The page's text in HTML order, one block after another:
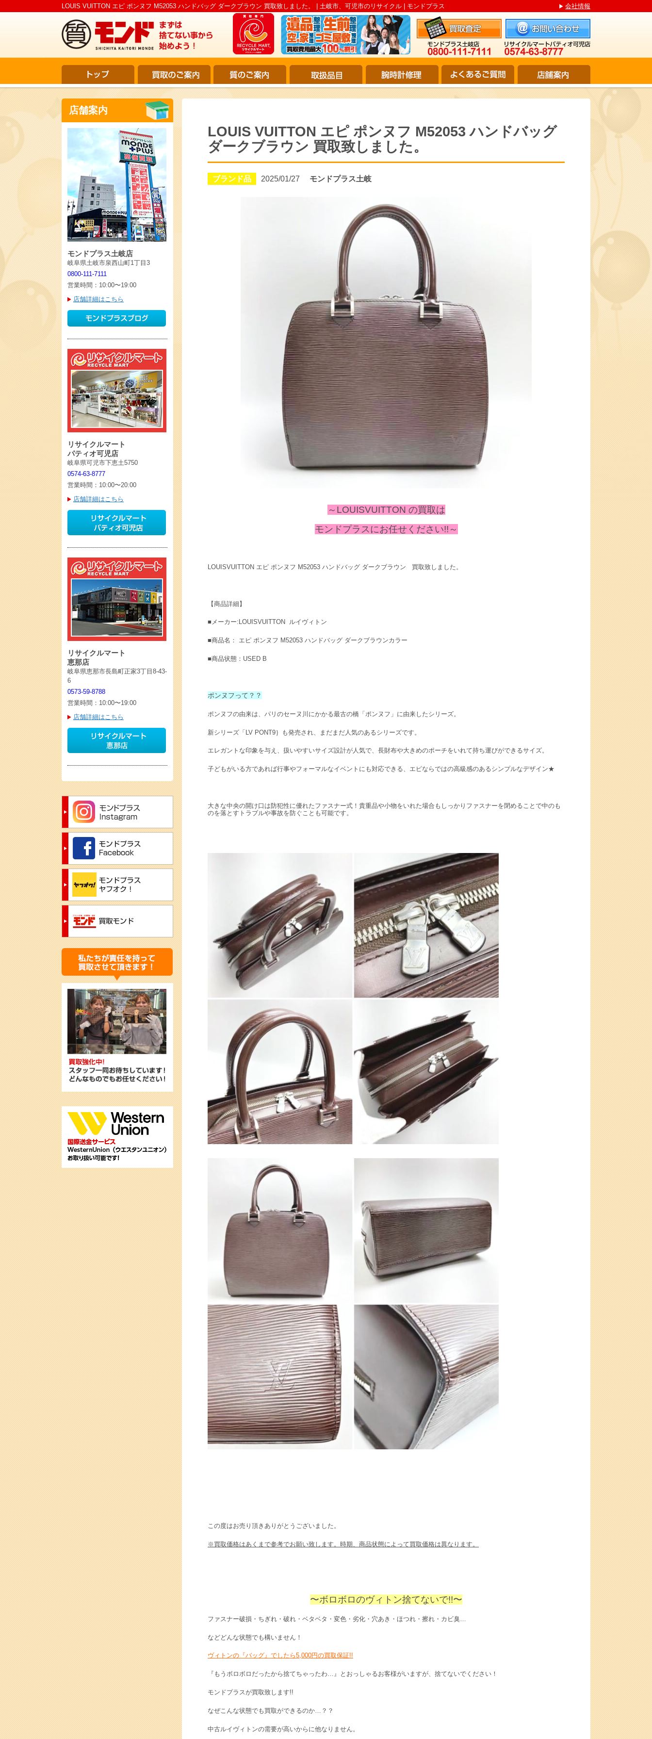
LOUIS VUITTON エピ ポンヌフ M52053 ハンドバッグ ダークブラウン 買取致しました。 | 土岐市、可児市のリサイクル | モンドプラス 会社情報
LOUIS VUITTON エピ ポンヌフ M52053 ハンドバッグ
ダークブラウン 買取致しました。
ブランド品 2025/01/27 モンドプラス土岐
～LOUISVUITTON の買取は
モンドプラスにお任せください!!～
LOUISVUITTON エピ ポンヌフ M52053 ハンドバッグ ダークブラウン 買取致しました。
【商品詳細】
■メーカー:LOUISVUITTON ルイヴィトン
■商品名： エピ ポンヌフ M52053 ハンドバッグ ダークブラウンカラー
■商品状態：USED B
ポンヌフって？？
ポンヌフの由来は、パリのセーヌ川にかかる最古の橋「ポンヌフ」に由来したシリーズ。
新シリーズ「LV PONT9｝も発売され、まだまだ人気のあるシリーズです。
エレガントな印象を与え、扱いやすいサイズ設計が人気で、長財布や大きめのポーチをいれて持ち運びができるサイズ。
子どもがいる方であれば行事やフォーマルなイベントにも対応できる、エピならではの高級感のあるシンプルなデザイン★
大きな中央の開け口は防犯性に優れたファスナー式！貴重品や小物をいれた場合もしっかりファスナーを閉めることで中のも
のを落とすトラブルや事故を防ぐことも可能です。
この度はお売り頂きありがとうございました。
※買取価格はあくまで参考でお願い致します。時期、商品状態によって買取価格は異なります。
〜ボロボロのヴィトン捨てないで!!〜
ファスナー破損・ちぎれ・破れ・ベタベタ・変色・劣化・穴あき・ほつれ・擦れ・カビ臭…
などどんな状態でも構いません！
ヴィトンの『バッグ』でしたら5,000円の買取保証!!
『もうボロボロだったから捨てちゃったわ…』とおっしゃるお客様がいますが、捨てないでください！
モンドプラスが買取致します!!
なぜこんな状態でも買取ができるのか…？？
中古ルイヴィトンの需要が高いからに他なりません。
店舗案内
モンドプラス土岐店
岐阜県土岐市泉西山町1丁目3
0800-111-7111
営業時間：10:00〜19:00
店舗詳細はこちら
リサイクルマート
パティオ可児店
岐阜県可児市下恵土5750
0574-63-8777
営業時間：10:00〜20:00
店舗詳細はこちら
リサイクルマート
恵那店
岐阜県恵那市長島町正家3丁目8-43-
6
0573-59-8788
営業時間：10:00〜19:00
店舗詳細はこちら